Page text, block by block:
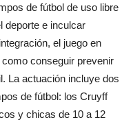
de fútbol de uso libre
deporte e inculcar
el juego en
conseguir prevenir
La actuación incluye dos
de fútbol: los Cruyff
y chicas de 10 a 12